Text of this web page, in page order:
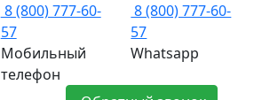
8 (800) 777-60-
57
Мобильный
телефон
8 (800) 777-60-
57
Whatsapp